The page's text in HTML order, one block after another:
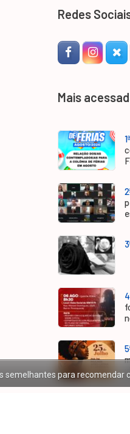
Redes
Facebook
Mais
1ª
semelhantes para